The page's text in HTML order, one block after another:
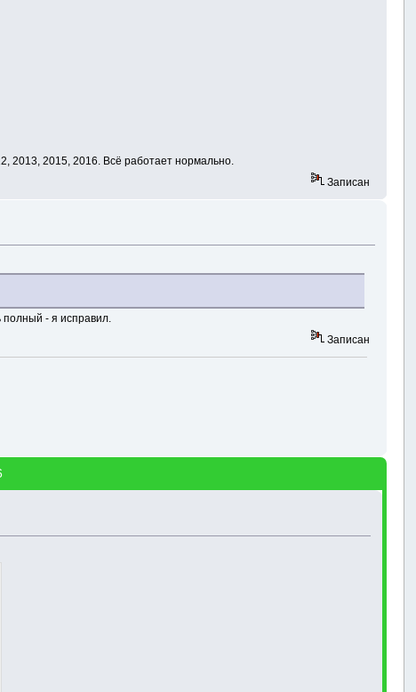
2013, 2015, 2016. Всё работает нормально.
Записан
полный - я исправил.
Записан